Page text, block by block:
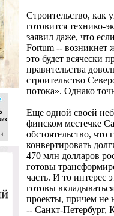
Строительство, как
готовится технико-
заявил даже, что
Fortum -- возникнет
это будет всячески
правительства
строительство
потока». Однако
Еще одной своей
финском местечке
обстоятельство,
конвертировать
470 млн долларов
готовы
часть. И то интерес
готовы
проекты, причем не
-- Санкт-Петербург,